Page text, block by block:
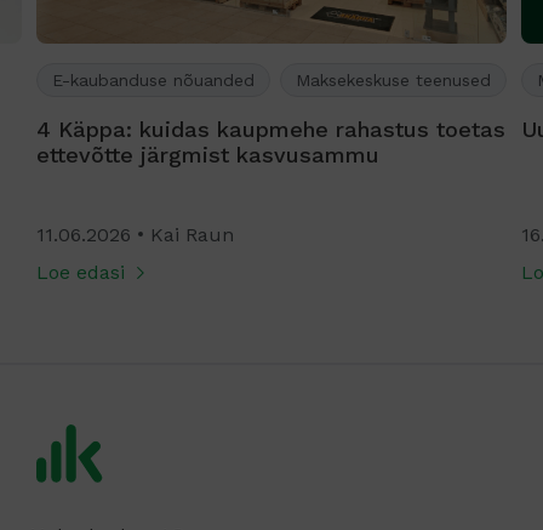
E-kaubanduse nõuanded Maksekeskuse teenused
4 Käppa: kuidas kaupmehe rahastus toetas
ettevõtte järgmist kasvusammu
11.06.2026
Kai Raun
Loe edasi